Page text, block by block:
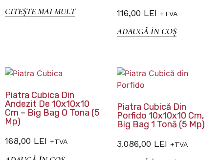
CITEȘTE MAI MULT 116,00 LEI +TVA
ADAUGĂ ÎN COȘ
Piatra Cubica Din
Andezit De 10x10x10
Cm – Big Bag O Tona (5
Mp)
168,00 LEI +TVA
Piatra Cubică Din
Porfido 10x10x10 Cm,
Big Bag 1 Tonă (5 Mp)
3.086,00 LEI +TVA